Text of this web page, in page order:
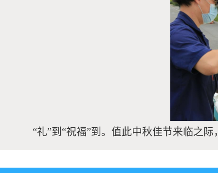
“礼”到“祝福”到。值此中秋佳节来临之